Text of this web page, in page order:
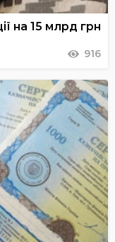
на 15 млрд грн
916